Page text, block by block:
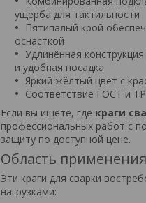
ущерба для тактильности
Пятипалый крой
оснасткой
Удлинённая
и удобная посадка
Яркий жёлтый цвет с
Соответствие ГОСТ и
Если вы ищете, где краги
профессиональных работ с
защиту по доступной цене.
Область применения
Эти краги для сварки
нагрузками: